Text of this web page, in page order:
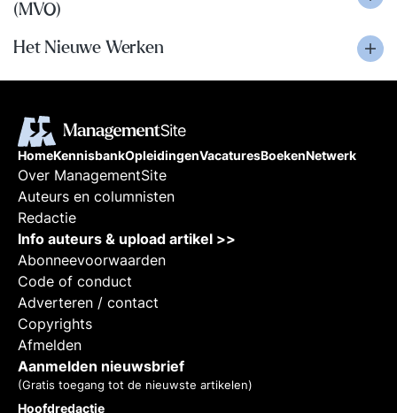
(MVO)
Het Nieuwe Werken
HomeKennisbankOpleidingenVacaturesBoekenNetwerk
Over ManagementSite
Auteurs en columnisten
Redactie
Info auteurs & upload artikel >>
Abonneevoorwaarden
Code of conduct
Adverteren / contact
Copyrights
Afmelden
Aanmelden nieuwsbrief
(Gratis toegang tot de nieuwste artikelen)
Hoofdredactie